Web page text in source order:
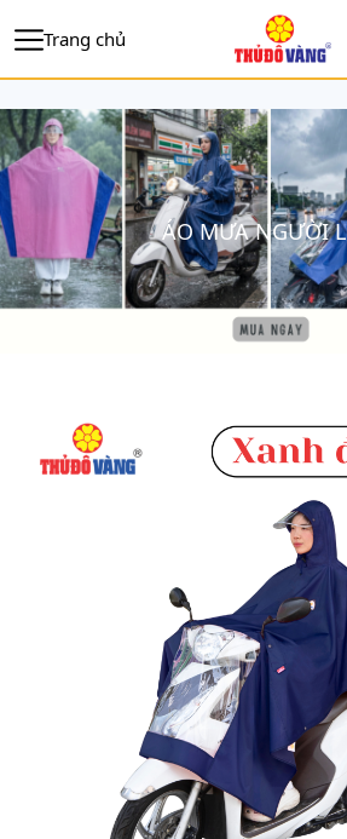
https://tagmanager.google.com/
Trang chủ
ÁO MƯA NGƯỜI